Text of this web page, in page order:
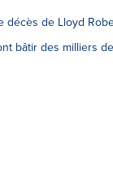
décès de Lloyd
bâtir des milliers